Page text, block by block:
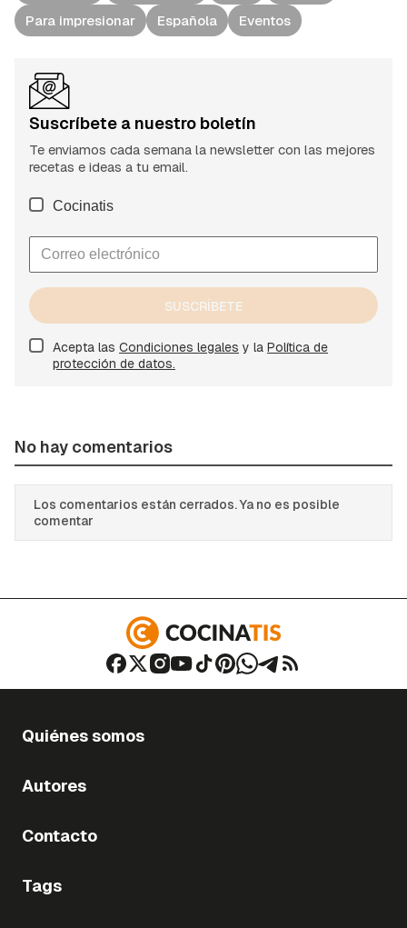
Para impresionar Española Eventos
Suscríbete a nuestro boletín
Te enviamos cada semana la newsletter con las mejores
recetas e ideas a tu email.
Cocinatis
SUSCRÍBETE
Acepta las Condiciones legales y la Política de
protección de datos.
No hay comentarios
Los comentarios están cerrados. Ya no es posible
comentar
Quiénes somos
Autores
Contacto
Tags